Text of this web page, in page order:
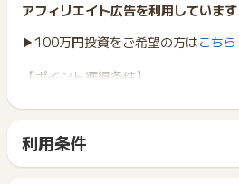
アフィリエイト広告を利用しています
▶100万円投資をご希望の方はこちら
【ポイント獲得条件】
新規会員登録後、60日以内の新規投
※ファンドへの入金完了が条件になり
す。
※DARWIN Funding 開発型46号が成
利用条件